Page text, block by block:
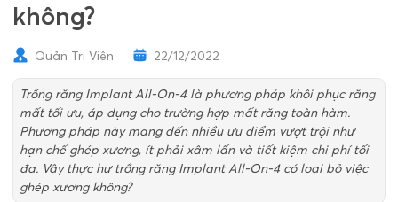
không?
Quản Trị Viên 22/12/2022
Trồng răng Implant All-On-4 là phương pháp khôi phục răng
mất tối ưu, áp dụng cho trường hợp mất răng toàn hàm.
Phương pháp này mang đến nhiều ưu điểm vượt trội như
hạn chế ghép xương, ít phải xâm lấn và tiết kiệm chi phí tối
đa. Vậy thực hư trồng răng Implant All-On-4 có loại bỏ việc
ghép xương không?